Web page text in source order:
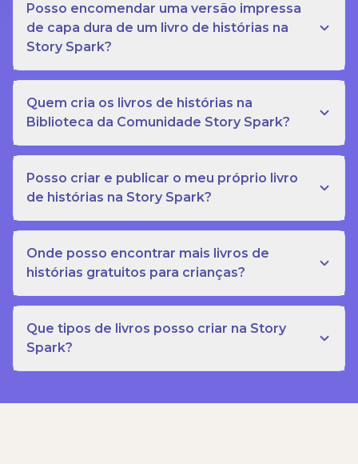
Posso encomendar uma versão impressa
de capa dura de um livro de histórias na
Story Spark?
Quem cria os livros de histórias na
Biblioteca da Comunidade Story Spark?
Posso criar e publicar o meu próprio livro
de histórias na Story Spark?
Onde posso encontrar mais livros de
histórias gratuitos para crianças?
Que tipos de livros posso criar na Story
Spark?